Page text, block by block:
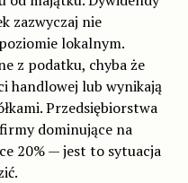
zazwyczaj nie
lokalnym.
z podatku, chyba że
handlowej lub wynikają
Przedsiębiorstwa
dominujące na
20% — jest to sytuacja